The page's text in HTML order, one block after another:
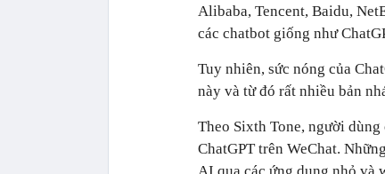
Alibaba, Tencent, Baidu,
các chatbot giống như
Tuy nhiên, sức nóng của
này và từ đó rất nhiều bản
Theo Sixth Tone, người
ChatGPT trên WeChat.